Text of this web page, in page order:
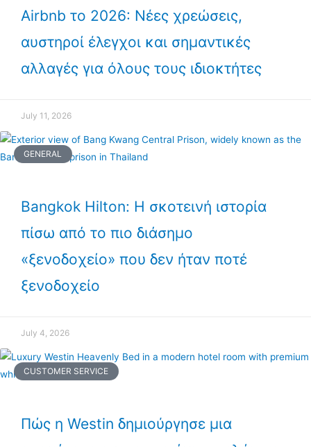
Airbnb το 2026: Νέες χρεώσεις,
αυστηροί έλεγχοι και σημαντικές
αλλαγές για όλους τους ιδιοκτήτες
July 11, 2026
GENERAL
Bangkok Hilton: Η σκοτεινή ιστορία
πίσω από το πιο διάσημο
«ξενοδοχείο» που δεν ήταν ποτέ
ξενοδοχείο
July 4, 2026
CUSTOMER SERVICE
Πώς η Westin δημιούργησε μια